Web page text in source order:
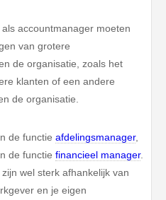
accountmanager moeten
van grotere
de organisatie, zoals het
klanten of een andere
de organisatie.
de functieafdelingsmanager,
de functiefinancieel manager.
wel sterk afhankelijk van
en je eigen